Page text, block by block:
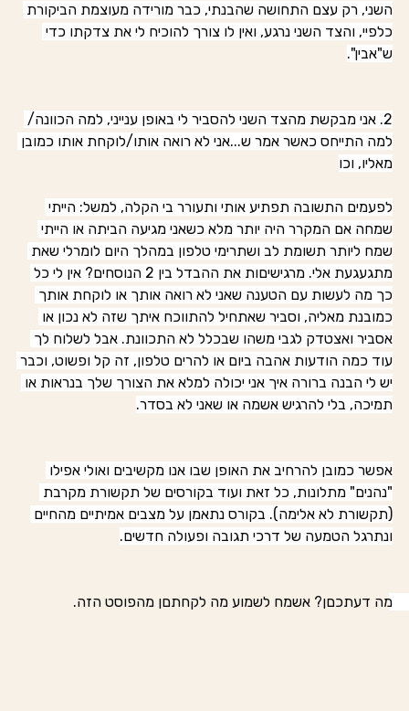
השני, רק עצם התחושה שהבנתי, כבר מורידה מעוצמת הביקורת
כלפיי, והצד השני נרגע, ואין לו צורך להוכיח לי את צדקתו כדי
ש"אבין".
2. אני מבקשת מהצד השני להסביר לי באופן ענייני, למה הכוונה/
למה התייחס כאשר אמר ש...אני לא רואה אותו/לוקחת אותו כמובן
מאליו, וכו
לפעמים התשובה תפתיע אותי ותעורר בי הקלה, למשל: הייתי
שמחה אם המקרר היה יותר מלא כשאני מגיעה הביתה או הייתי
שמח ליותר תשומת לב ושתרימי טלפון במהלך היום לומרלי שאת
מתגעגעת אלי. מרגישיםות את ההבדל בין 2 הנוסחים? אין לי כל
כך מה לעשות עם הטענה שאני לא רואה אותך או לוקחת אותך
כמובנת מאליה, וסביר שאתחיל להתווכח איתך שזה לא נכון או
אסביר ואצטדק לגבי משהו שבכלל לא התכוונת. אבל לשלוח לך
עוד כמה הודעות אהבה ביום או להרים טלפון, זה קל ופשוט, וכבר
יש לי הבנה ברורה איך אני יכולה למלא את הצורך שלך בנראות או
תמיכה, בלי להרגיש אשמה או שאני לא בסדר.
אפשר כמובן להרחיב את האופן שבו אנו מקשיבים ואולי אפילו
"נהנים" מתלונות, כל זאת ועוד בקורסים של תקשורת מקרבת
(תקשורת לא אלימה). בקורס נתאמן על מצבים אמיתיים מהחיים
ונתרגל הטמעה של דרכי תגובה ופעולה חדשים.
מה דעתכםן? אשמח לשמוע מה לקחתםן מהפוסט הזה.